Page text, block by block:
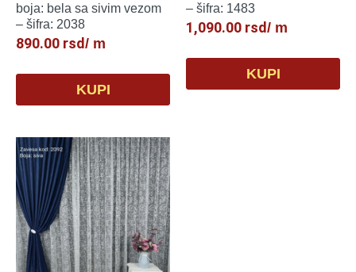
boja: bela sa sivim vezom
– šifra: 2038
890.00 rsd/ m
KUPI
– šifra: 1483
1,090.00 rsd/ m
KUPI